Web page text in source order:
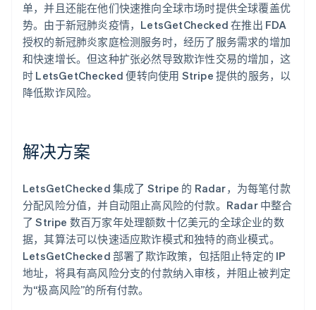
单，并且还能在他们快速推向全球市场时提供全球覆盖优
势。由于新冠肺炎疫情，LetsGetChecked 在推出 FDA
授权的新冠肺炎家庭检测服务时，经历了服务需求的增加
和快速增长。但这种扩张必然导致欺诈性交易的增加，这
时 LetsGetChecked 便转向使用 Stripe 提供的服务，以
降低欺诈风险。
解决方案
LetsGetChecked 集成了 Stripe 的 Radar，为每笔付款
分配风险分值，并自动阻止高风险的付款。Radar 中整合
了 Stripe 数百万家年处理额数十亿美元的全球企业的数
据，其算法可以快速适应欺诈模式和独特的商业模式。
LetsGetChecked 部署了欺诈政策，包括阻止特定的 IP
地址，将具有高风险分支的付款纳入审核，并阻止被判定
为“极高风险”的所有付款。